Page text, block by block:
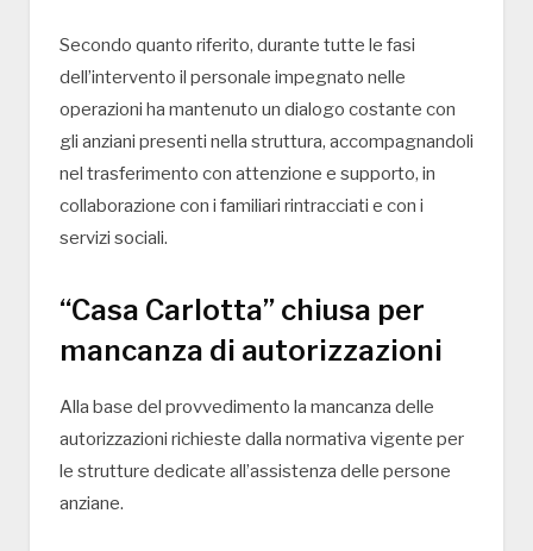
Secondo quanto riferito, durante tutte le fasi
dell’intervento il personale impegnato nelle
operazioni ha mantenuto un dialogo costante con
gli anziani presenti nella struttura, accompagnandoli
nel trasferimento con attenzione e supporto, in
collaborazione con i familiari rintracciati e con i
servizi sociali.
“Casa Carlotta” chiusa per
mancanza di autorizzazioni
Alla base del provvedimento la mancanza delle
autorizzazioni richieste dalla normativa vigente per
le strutture dedicate all’assistenza delle persone
anziane.